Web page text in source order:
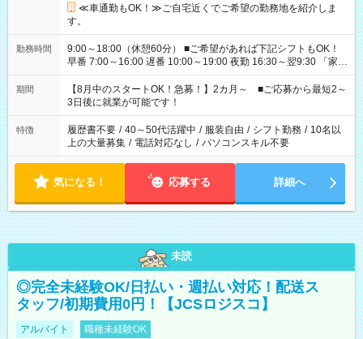
≪車通勤もOK！≫ご自宅近くでご希望の勤務地を紹介しま
す。
勤務時間
9:00～18:00（休憩60分） ■ご希望があれば下記シフトもOK！
早番 7:00～16:00 遅番 10:00～19:00 夜勤 16:30～翌9:30 「家族
と休みを合わせたい」 「余裕を持って夕飯の準備がしたい」
「できれば残業はしたくない」 など、ご希望を教えてください
ね。 ※Wワーク希望の方へ 今ご覧のお仕事で希望する勤務時間
と、もう1つのお仕事の勤務時間。 合計で週40時間を超える場
合は応募できません。
期間
【8月中のスタートOK！急募！】2カ月～ ■ご応募から最短2～
3日後に就業が可能です！
特徴 履歴書不要 / 40～50代活躍中 / 服装自由 / シフト勤務 / 10名以
上の大量募集 / 電話対応なし / パソコンスキル不要
気になる！ 応募する 詳細へ
未読
◎完全未経験OK/日払い・週払い対応！配送ス
タッフ/初期費用0円！【JCSロジスコ】
アルバイト 職種未経験OK